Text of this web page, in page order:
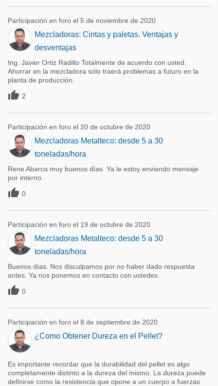
Participación en foro el 5 de noviembre de 2020
Mezcladoras: Cintas y paletas. Ventajas y
desventajas
Ing. Javier Ortiz Radillo Totalmente de acuerdo con usted.
Ahorrar en la mezcladora sólo traerá problemas a futuro en la
planta de producción.
 2
Participación en foro el 20 de octubre de 2020
Mezcladoras Metalteco: desde 5 a 30
toneladas/hora
Rene Abarca muy buenos días. Ya le estoy enviando mensaje
por interno.
 0
Participación en foro el 19 de octubre de 2020
Mezcladoras Metalteco: desde 5 a 30
toneladas/hora
Buenos días. Nos disculpamos por no haber dado respuesta
antes. Ya nos ponemos en contacto con ustedes.
 0
Participación en foro el 8 de septiembre de 2020
¿Como Obtener Dureza en el Pellet?
Es importante recordar que la durabilidad del pellet es algo
completamente distinto a la dureza del mismo. La dureza puede
definirse como la resistencia que opone a un cuerpo a fuerzas